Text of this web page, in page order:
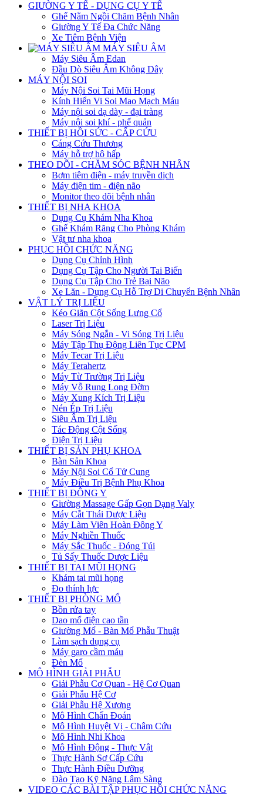
GIƯỜNG Y TẾ - DỤNG CỤ Y TẾ
Ghế Nằm Ngồi Chăm Bệnh Nhân
Giường Y Tế Đa Chức Năng
Xe Tiêm Bệnh Viện
MÁY SIÊU ÂM
Máy Siêu Âm Edan
Đầu Dò Siêu Âm Không Dây
MÁY NỘI SOI
Máy Nội Soi Tai Mũi Họng
Kính Hiển Vi Soi Mao Mạch Máu
Máy nội soi dạ dày - đại tràng
Máy nội soi khí - phế quản
THIẾT BỊ HỒI SỨC - CẤP CỨU
Cáng Cứu Thương
Máy hỗ trợ hô hấp
THEO DÕI - CHĂM SÓC BỆNH NHÂN
Bơm tiêm điện - máy truyền dịch
Máy điện tim - điện não
Monitor theo dõi bệnh nhân
THIẾT BỊ NHA KHOA
Dụng Cụ Khám Nha Khoa
Ghế Khám Răng Cho Phòng Khám
Vật tư nha khoa
PHỤC HỒI CHỨC NĂNG
Dụng Cụ Chỉnh Hình
Dụng Cụ Tập Cho Người Tai Biến
Dụng Cụ Tập Cho Trẻ Bại Não
Xe Lăn - Dụng Cụ Hỗ Trợ Di Chuyển Bệnh Nhân
VẬT LÝ TRỊ LIỆU
Kéo Giãn Cột Sống Lưng Cổ
Laser Trị Liệu
Máy Sóng Ngắn - Vi Sóng Trị Liệu
Máy Tập Thụ Động Liên Tục CPM
Máy Tecar Trị Liệu
Máy Terahertz
Máy Từ Trường Trị Liệu
Máy Vỗ Rung Long Đờm
Máy Xung Kích Trị Liệu
Nén Ép Trị Liệu
Siêu Âm Trị Liệu
Tác Động Cột Sống
Điện Trị Liệu
THIẾT BỊ SẢN PHỤ KHOA
Bàn Sản Khoa
Máy Nội Soi Cổ Tử Cung
Máy Điều Trị Bệnh Phụ Khoa
THIẾT BỊ ĐÔNG Y
Giường Massage Gấp Gọn Dạng Valy
Máy Cắt Thái Dược Liệu
Máy Làm Viên Hoàn Đông Y
Máy Nghiền Thuốc
Máy Sắc Thuốc - Đóng Túi
Tủ Sấy Thuốc Dược Liệu
THIẾT BỊ TAI MŨI HỌNG
Khám tai mũi họng
Đo thính lực
THIẾT BỊ PHÒNG MỔ
Bồn rửa tay
Dao mổ điện cao tần
Giường Mổ - Bàn Mổ Phẫu Thuật
Làm sạch dụng cụ
Máy garo cầm máu
Đèn Mổ
MÔ HÌNH GIẢI PHẪU
Giải Phẫu Cơ Quan - Hệ Cơ Quan
Giải Phẫu Hệ Cơ
Giải Phẫu Hệ Xương
Mô Hình Chẩn Đoán
Mô Hình Huyệt Vị - Châm Cứu
Mô Hình Nhi Khoa
Mô Hình Động - Thực Vật
Thực Hành Sơ Cấp Cứu
Thực Hành Điều Dưỡng
Đào Tạo Kỹ Năng Lâm Sàng
VIDEO CÁC BÀI TẬP PHỤC HỒI CHỨC NĂNG